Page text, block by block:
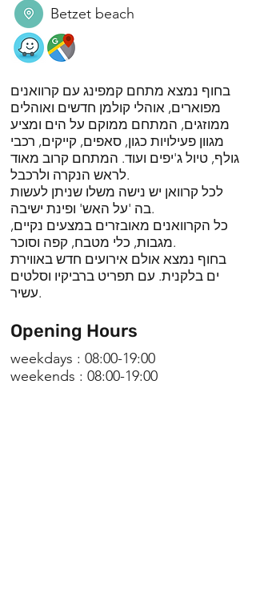
Betzet beach
בחוף נמצא מתחם קמפינג עם קרוואנים
מפוארים, אוהלי קולמן חדשים ואוהלים
ממוזגים, המתחם ממוקם על הים ומציע
מגוון פעילויות כגון, סאפים, קייקים, רכבי
גולף, טיול ג'יפים ועוד. המתחם קרוב מאוד
לראש הנקרה ולרכבל.
לכל קרוואן יש נישה משלו שניתן לעשות
בה 'על האש' ופינת ישיבה.
כל הקרוואנים מאובזרים במצעים נקיים,
מגבות, כלי מטבח, קפה וסוכר.
בחוף נמצא אולם אירועים חדש באווירת
ים בלקנית. עם תפריט ברביקיו וסלטים
עשיר.
Opening Hours
weekdays : 08:00-19:00
weekends : 08:00-19:00